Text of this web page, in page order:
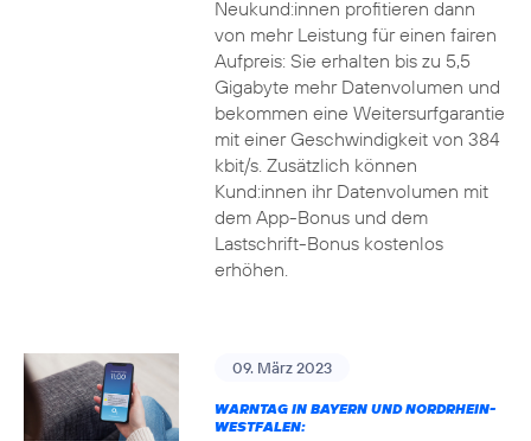
Neukund:innen profitieren dann
von mehr Leistung für einen fairen
Aufpreis: Sie erhalten bis zu 5,5
Gigabyte mehr Datenvolumen und
bekommen eine Weitersurfgarantie
mit einer Geschwindigkeit von 384
kbit/s. Zusätzlich können
Kund:innen ihr Datenvolumen mit
dem App-Bonus und dem
Lastschrift-Bonus kostenlos
erhöhen.
09. März 2023
WARNTAG IN BAYERN UND NORDRHEIN-
WESTFALEN: